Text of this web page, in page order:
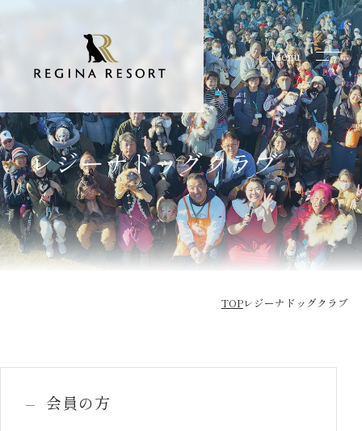
Menu
Menu
レジーナドッグクラブ
TOPレジーナドッグクラブ
会員の方